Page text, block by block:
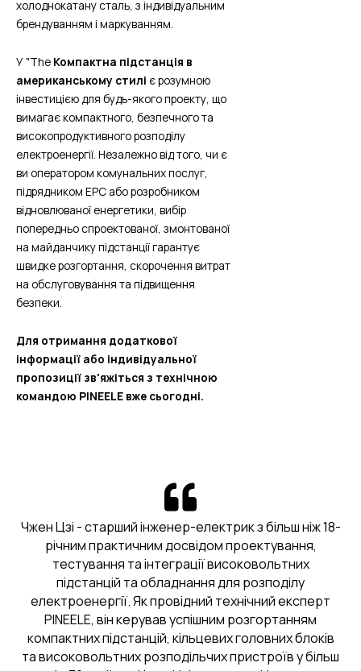
холоднокатану сталь, з індивідуальним
брендуванням і маркуванням.
У "The Компактна підстанція в
американському стилі є розумною
інвестицією для будь-якого проекту, що
вимагає компактного, безпечного та
високопродуктивного розподілу
електроенергії. Незалежно від того, чи є
ви оператором комунальних послуг,
підрядником EPC або розробником
відновлюваної енергетики, вибір
попередньо спроектованої, змонтованої
на майданчику підстанції гарантує
швидке розгортання, скорочення витрат
на обслуговування та підвищення
безпеки.
Для отримання додаткової
інформації або індивідуальної
пропозиції зв'яжіться з технічною
командою PINEELE вже сьогодні.
Чжен Цзі - старший інженер-електрик з більш ніж 18-
річним практичним досвідом проектування,
тестування та інтеграції високовольтних
підстанцій та обладнання для розподілу
електроенергії. Як провідний технічний експерт
PINEELE, він керував успішним розгортанням
компактних підстанцій, кільцевих головних блоків
та високовольтних розподільчих пристроїв у більш